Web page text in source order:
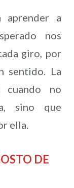
aprender a
nos
giro, por
sentido. La
no
sino que
ella.
DE